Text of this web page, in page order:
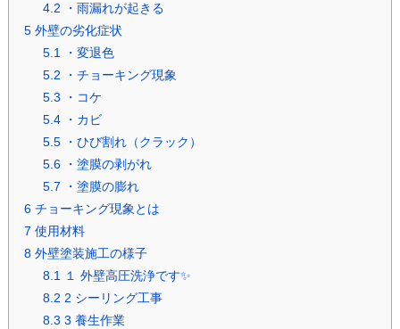
4.2 ・雨漏れが起きる
5外壁の劣化症状
5.1・変退色
5.2 ・チョーキング現象
5.3 ・コケ
5.4・カビ
5.5・ひび割れ（クラック）
5.6・塗膜の剥がれ
5.7 ・塗膜の膨れ
6チョーキング現象とは
7 使用材料
8外壁塗装施工の様子
8.1１ 外壁高圧洗浄です✨
8.2 2 シーリング工事
8.3 3 養生作業